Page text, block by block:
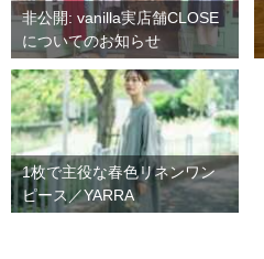
非公開: vanilla実店舗CLOSE
についてのお知らせ
1枚で主役な春色リネンワン
ピース／YARRA